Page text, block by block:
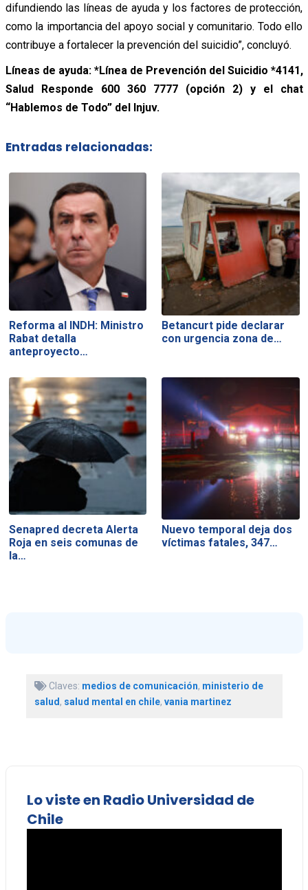
difundiendo las líneas de ayuda y los factores de protección,
como la importancia del apoyo social y comunitario. Todo ello
contribuye a fortalecer la prevención del suicidio”, concluyó.
Líneas de ayuda: *Línea de Prevención del Suicidio *4141,
Salud Responde 600 360 7777 (opción 2) y el chat
“Hablemos de Todo” del Injuv.
Entradas relacionadas:
Reforma al INDH: Ministro
Rabat detalla
anteproyecto…
Betancurt pide declarar
con urgencia zona de…
Senapred decreta Alerta
Roja en seis comunas de
la…
Nuevo temporal deja dos
víctimas fatales, 347…
Claves: medios de comunicación, ministerio de
salud , salud mental en chile, vania martinez
Lo viste en Radio Universidad de
Chile